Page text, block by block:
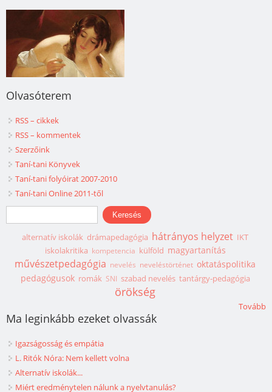
Olvasóterem
RSS – cikkek
RSS – kommentek
Szerzőink
Taní-tani Könyvek
Taní-tani folyóirat 2007-2010
Taní-tani Online 2011-től
Keresés űrlap
Keresés
alternatív iskolák drámapedagógia hátrányos helyzet IKT
iskolakritika kompetencia külföld magyartanítás
művészetpedagógia nevelés neveléstörténet oktatáspolitika
pedagógusok romák SNI szabad nevelés tantárgy-pedagógia
örökség
Tovább
Ma leginkább ezeket olvassák
Igazságosság és empátia
L. Ritók Nóra: Nem kellett volna
Alternatív iskolák...
Miért eredménytelen nálunk a nyelvtanulás?